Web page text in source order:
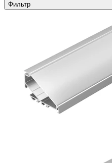
Фильтр